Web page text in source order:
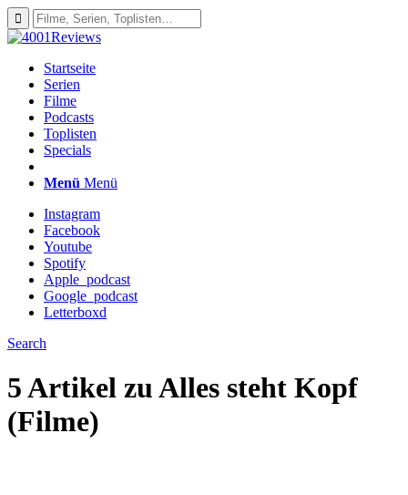
Startseite
Serien
Filme
Podcasts
Toplisten
Specials
Menü Menü
Instagram
Facebook
Youtube
Spotify
Apple_podcast
Google_podcast
Letterboxd
Search
5 Artikel zuAlles steht Kopf
(Filme)